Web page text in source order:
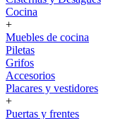
Cocina
+
Muebles de cocina
Piletas
Grifos
Accesorios
Placares y vestidores
+
Puertas y frentes